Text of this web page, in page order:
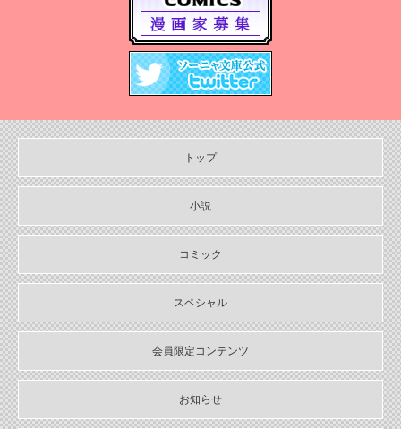
【Sonyaコミックス 電子書店配信開始】悪人の恋１、みそっかす
2024年12月刊電子書籍配信のお知らせ
【11月６日発売】Sonyaコミックス『悪人の恋1』『みそっかす王女
の結婚事情1』特典情報
2024/10/29
【11月上旬〜12月上旬】Sonyaコミックス４周年フェア特典情報
2024/10/29
【期間限定無料配信！】Sonyaコミックス【単話お試し読み合本
版】
2024/10/04
2024年10月刊電子書籍配信のお知らせ
2024/09/04
2024年９月刊電子書籍配信のお知らせ
2024/08/05
2024年８月刊電子書籍配信のお知らせ
トップ
小説
コミック
スペシャル
会員限定コンテンツ
お知らせ